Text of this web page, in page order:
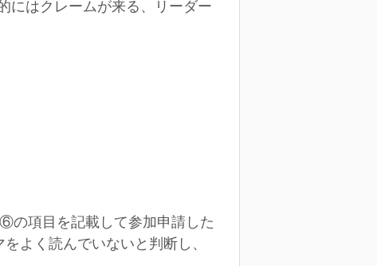
にはクレームが来る、リーダー
の項目を記載して参加申請した
よく読んでいないと判断し、